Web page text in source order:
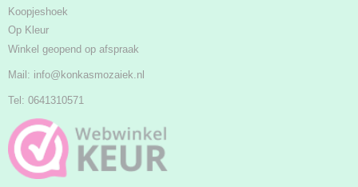
Koopjeshoek
Op Kleur
Winkel geopend op afspraak
Mail: info@konkasmozaiek.nl
Tel: 0641310571